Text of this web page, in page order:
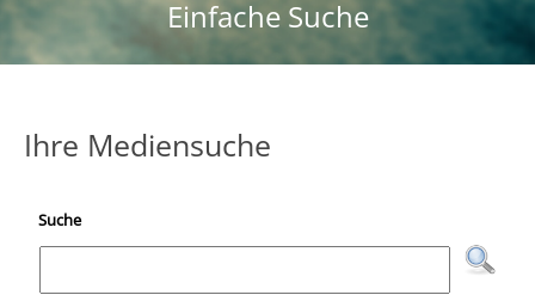
Einfache Suche
Ihre Mediensuche
Suche